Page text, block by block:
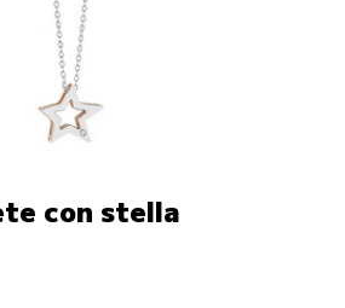
con stella